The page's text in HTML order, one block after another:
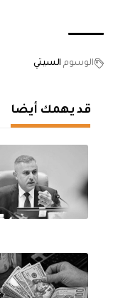
الوسوم السيتي
قد يهمك أيضا